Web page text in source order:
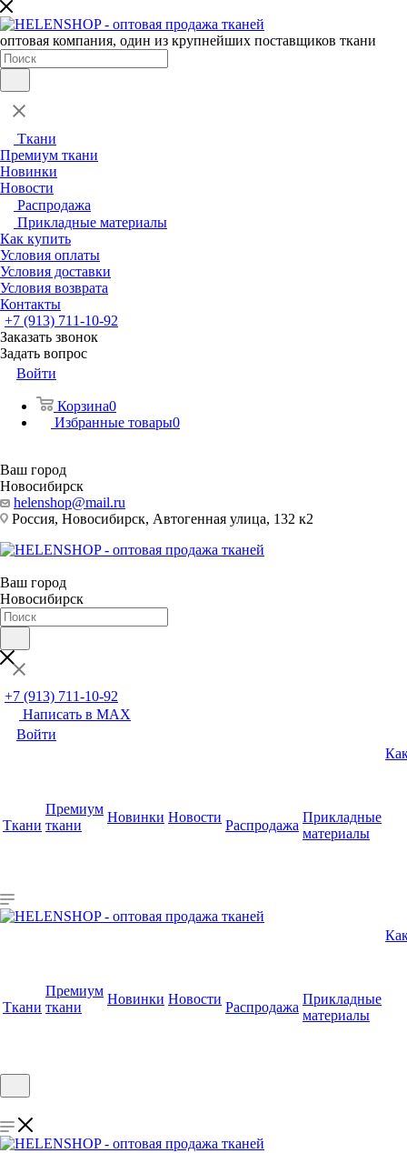
оптовая компания, один из крупнейших поставщиков ткани
Ткани
Премиум ткани
Новинки
Новости
Распродажа
Прикладные материалы
Как купить
Условия оплаты
Условия доставки
Условия возврата
Контакты
+7 (913) 711-10-92
Заказать звонок
Задать вопрос
Войти
Корзина0
Избранные товары0
Ваш город
Новосибирск
helenshop@mail.ru
Россия, Новосибирск, Автогенная улица, 132 к2
Ваш город
Новосибирск
+7 (913) 711-10-92
Написать в MAX
Войти
Ткани
Премиум
ткани
Новинки Новости
Распродажа
Прикладные
материалы
Ткани
Премиум
ткани
Новинки Новости
Распродажа
Прикладные
материалы